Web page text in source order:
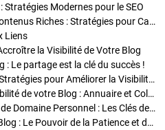
Stratégies Modernes pour le SEO
Enrichir Vos Articles avec des Contenus Riches : Stratégies pour Captiver et Optimiser
Liens
la Visibilité de Votre Blog
: Le partage est la clé du succès !
Optimisation SEO des Articles : Stratégies pour Améliorer la Visibilité de Votre Blog
Stratégies pour améliorer la visibilité de votre Blog : Annuaire et Collaborations
Pourquoi Investir dans un Nom de Domaine Personnel : Les Clés de la Réussite de Votre Blog
Comment Faire Émerger Votre Blog : Le Pouvoir de la Patience et de la Persévérance